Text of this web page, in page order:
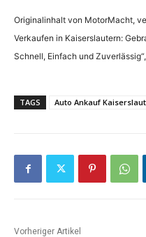
Originalinhalt von MotorMacht,
Verkaufen in Kaiserslautern:
Schnell, Einfach und
TAGS Auto Ankauf
Vorheriger Artikel